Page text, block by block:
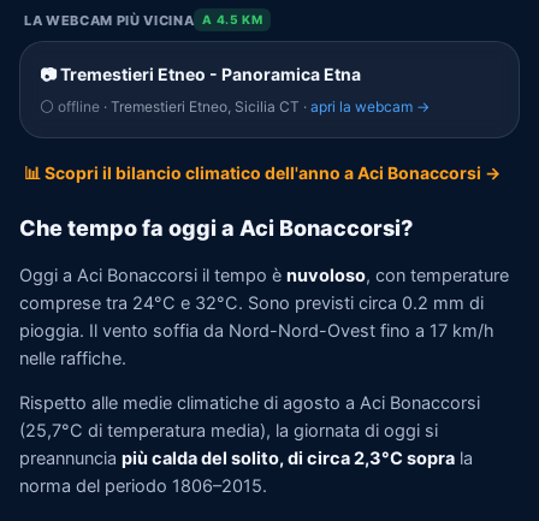
LA WEBCAM PIÙ VICINA A 4.5 KM
📷 Tremestieri Etneo - Panoramica Etna
⚪ offline · Tremestieri Etneo, Sicilia CT · apri la webcam →
📊 Scopri il bilancio climatico dell'anno a Aci Bonaccorsi →
Che tempo fa oggi a Aci Bonaccorsi?
Oggi a Aci Bonaccorsi il tempo è nuvoloso, con temperature
comprese tra 24°C e 32°C. Sono previsti circa 0.2 mm di
pioggia. Il vento soffia da Nord-Nord-Ovest fino a 17 km/h
nelle raffiche.
Rispetto alle medie climatiche di agosto a Aci Bonaccorsi
(25,7°C di temperatura media), la giornata di oggi si
preannuncia più calda del solito, di circa 2,3°C sopra la
norma del periodo 1806–2015.